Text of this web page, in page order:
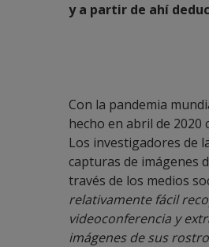
y a partir de ahí
Con la pandemia
hecho en abril de 2020
Los investigadores de
capturas de imágenes
través de los medios
relativamente fácil
videoconferencia y
imágenes de sus